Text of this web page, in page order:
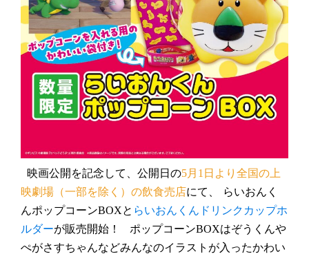
映画公開を記念して、公開日の5月1日より全国の上
映劇場（一部を除く）の飲食売店にて、
らいおんく
んポップコーンBOXと らいおんくんドリンクカップホ
ルダーが販売開始！
ポップコーンBOXはぞうくんや
ぺがさすちゃんなどみんなのイラストが入ったかわい